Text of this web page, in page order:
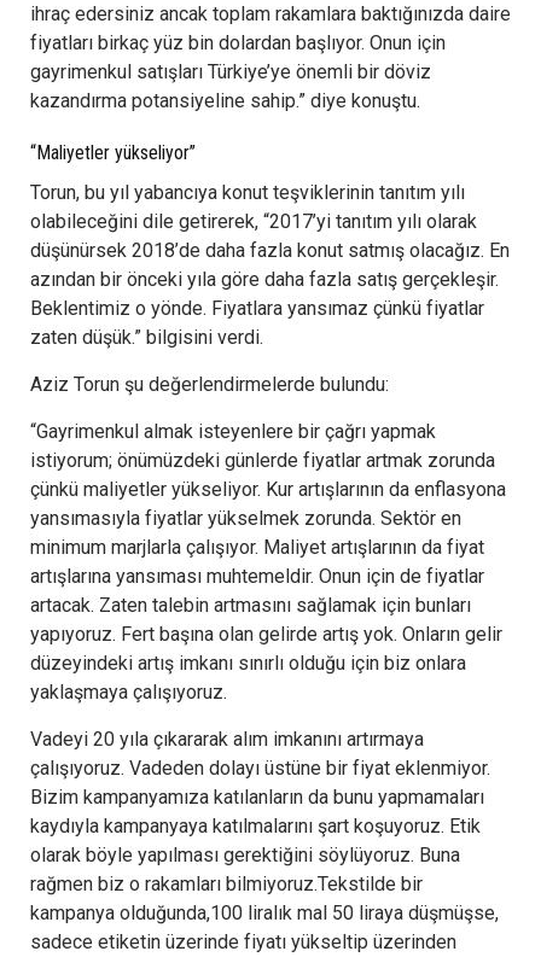
ihraç edersiniz ancak toplam rakamlara baktığınızda daire
fiyatları birkaç yüz bin dolardan başlıyor. Onun için
gayrimenkul satışları Türkiye’ye önemli bir döviz
kazandırma potansiyeline sahip.” diye konuştu.
“Maliyetler yükseliyor”
Torun, bu yıl yabancıya konut teşviklerinin tanıtım yılı
olabileceğini dile getirerek, “2017’yi tanıtım yılı olarak
düşünürsek 2018’de daha fazla konut satmış olacağız. En
azından bir önceki yıla göre daha fazla satış gerçekleşir.
Beklentimiz o yönde. Fiyatlara yansımaz çünkü fiyatlar
zaten düşük.” bilgisini verdi.
Aziz Torun şu değerlendirmelerde bulundu:
“Gayrimenkul almak isteyenlere bir çağrı yapmak
istiyorum; önümüzdeki günlerde fiyatlar artmak zorunda
çünkü maliyetler yükseliyor. Kur artışlarının da enflasyona
yansımasıyla fiyatlar yükselmek zorunda. Sektör en
minimum marjlarla çalışıyor. Maliyet artışlarının da fiyat
artışlarına yansıması muhtemeldir. Onun için de fiyatlar
artacak. Zaten talebin artmasını sağlamak için bunları
yapıyoruz. Fert başına olan gelirde artış yok. Onların gelir
düzeyindeki artış imkanı sınırlı olduğu için biz onlara
yaklaşmaya çalışıyoruz.
Vadeyi 20 yıla çıkararak alım imkanını artırmaya
çalışıyoruz. Vadeden dolayı üstüne bir fiyat eklenmiyor.
Bizim kampanyamıza katılanların da bunu yapmamaları
kaydıyla kampanyaya katılmalarını şart koşuyoruz. Etik
olarak böyle yapılması gerektiğini söylüyoruz. Buna
rağmen biz o rakamları bilmiyoruz.Tekstilde bir
kampanya olduğunda,100 liralık mal 50 liraya düşmüşse,
sadece etiketin üzerinde fiyatı yükseltip üzerinden